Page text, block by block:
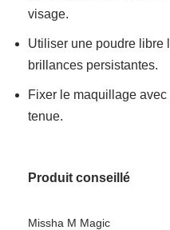
visage.
Utiliser une poudre libre
brillances persistantes.
Fixer le maquillage
tenue.
Produit conseillé
Missha M Magic